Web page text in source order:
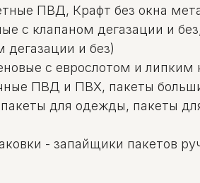
ПВД, Крафт без окна
с клапаном дегазации и
дегазации и без)
с еврослотом и
ПВД и ПВХ, пакеты
для одежды, пакеты
- запайщики пакетов